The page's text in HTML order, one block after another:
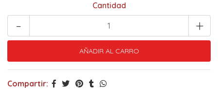
Cantidad
+
-
Compartir: